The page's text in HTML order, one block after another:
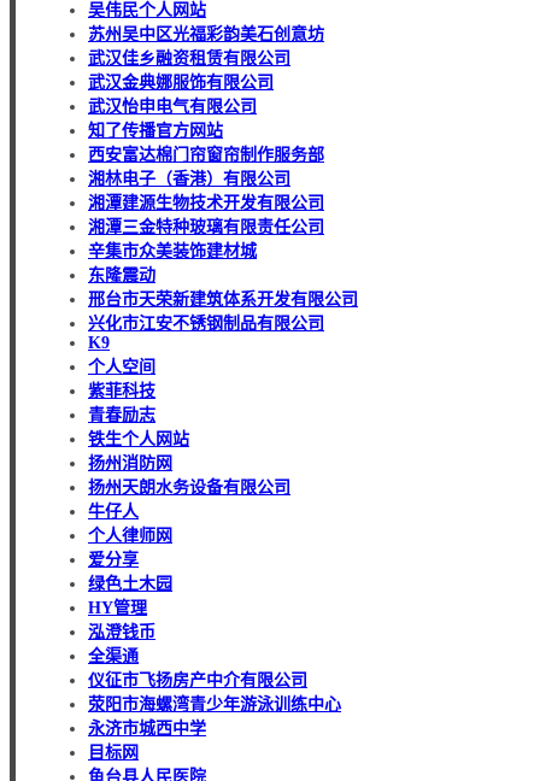
吴伟民个人网站
苏州吴中区光福彩韵美石创意坊
武汉佳乡融资租赁有限公司
武汉金典娜服饰有限公司
武汉怡申电气有限公司
知了传播官方网站
西安富达棉门帘窗帘制作服务部
湘林电子（香港）有限公司
湘潭建源生物技术开发有限公司
湘潭三金特种玻璃有限责任公司
辛集市众美装饰建材城
东隆震动
邢台市天荣新建筑体系开发有限公司
兴化市江安不锈钢制品有限公司
K9
个人空间
紫菲科技
青春励志
铁生个人网站
扬州消防网
扬州天朗水务设备有限公司
牛仔人
个人律师网
爱分享
绿色土木园
HY管理
泓澄钱币
全渠通
仪征市飞扬房产中介有限公司
荥阳市海螺湾青少年游泳训练中心
永济市城西中学
目标网
鱼台县人民医院